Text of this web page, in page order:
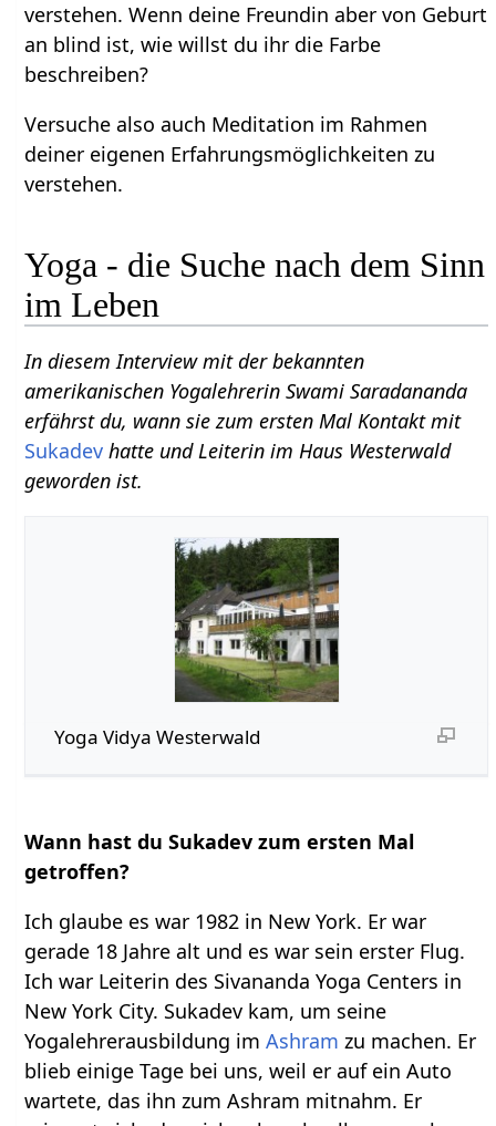
verstehen. Wenn deine Freundin aber von Geburt
an blind ist, wie willst du ihr die Farbe
beschreiben?
Versuche also auch Meditation im Rahmen
deiner eigenen Erfahrungsmöglichkeiten zu
verstehen.
Yoga - die Suche nach dem Sinn
im Leben
In diesem Interview mit der bekannten
amerikanischen Yogalehrerin Swami Saradananda
erfährst du, wann sie zum ersten Mal Kontakt mit
Sukadev hatte und Leiterin im Haus Westerwald
geworden ist.
Yoga Vidya Westerwald
Wann hast du Sukadev zum ersten Mal
getroffen?
Ich glaube es war 1982 in New York. Er war
gerade 18 Jahre alt und es war sein erster Flug.
Ich war Leiterin des Sivananda Yoga Centers in
New York City. Sukadev kam, um seine
Yogalehrerausbildung imAshram zu machen. Er
blieb einige Tage bei uns, weil er auf ein Auto
wartete, das ihn zum Ashram mitnahm. Er